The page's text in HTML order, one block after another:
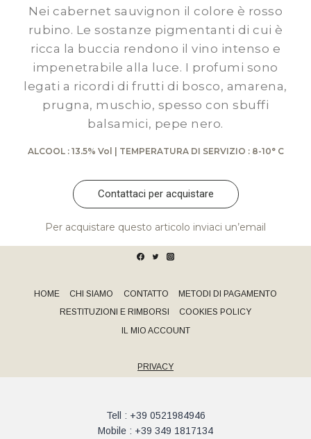
Nei cabernet sauvignon il colore è rosso
rubino. Le sostanze pigmentanti di cui è
ricca la buccia rendono il vino intenso e
impenetrabile alla luce. I profumi sono
legati a ricordi di frutti di bosco, amarena,
prugna, muschio, spesso con sbuffi
balsamici, pepe nero.
ALCOOL : 13.5% Vol | TEMPERATURA DI SERVIZIO : 8-10° C
Contattaci per acquistare
Per acquistare questo articolo inviaci un’email
HOME CHI SIAMO CONTATTO
METODI DI PAGAMENTO
RESTITUZIONI E RIMBORSI
COOKIES POLICY
IL MIO ACCOUNT
PRIVACY
Tell : +39 0521984946
Mobile : +39 349 1817134